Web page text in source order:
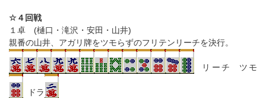
☆４回戦
１卓 (樋口・滝沢・安田・山井)
親番の山井、アガリ牌をツモらずのフリテンリーチを決行。
リーチ ツモ
ドラ